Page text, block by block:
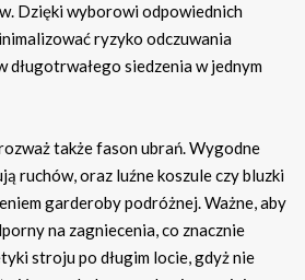
Dzięki wyborowi odpowiednich
ryzyko odczuwania
długotrwałego siedzenia w jednym
także fason ubrań. Wygodne
ruchów, oraz luźne koszule czy bluzki
garderoby podróżnej. Ważne, aby
na zagniecenia, co znacznie
stroju po długim locie, gdyż nie